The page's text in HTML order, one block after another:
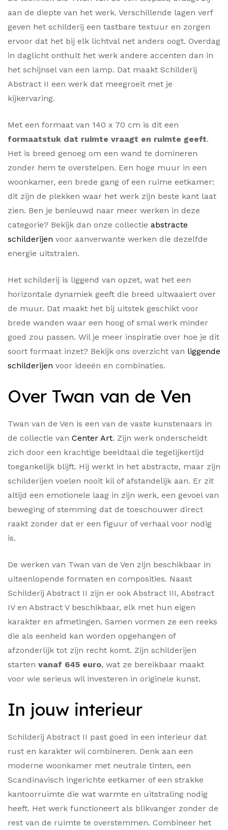
aan de diepte van het werk. Verschillende lagen verf
geven het schilderij een tastbare textuur en zorgen
ervoor dat het bij elk lichtval net anders oogt. Overdag
in daglicht onthult het werk andere accenten dan in
het schijnsel van een lamp. Dat maakt Schilderij
Abstract II een werk dat meegroeit met je
kijkervaring.
Met een formaat van 140 x 70 cm is dit een
formaatstuk dat ruimte vraagt en ruimte geeft.
Het is breed genoeg om een wand te domineren
zonder hem te overstelpen. Een hoge muur in een
woonkamer, een brede gang of een ruime eetkamer:
dit zijn de plekken waar het werk zijn beste kant laat
zien. Ben je benieuwd naar meer werken in deze
categorie? Bekijk dan onze collectie abstracte
schilderijen voor aanverwante werken die dezelfde
energie uitstralen.
Het schilderij is liggend van opzet, wat het een
horizontale dynamiek geeft die breed uitwaaiert over
de muur. Dat maakt het bij uitstek geschikt voor
brede wanden waar een hoog of smal werk minder
goed zou passen. Wil je meer inspiratie over hoe je dit
soort formaat inzet? Bekijk ons overzicht van liggende
schilderijen voor ideeën en combinaties.
Over Twan van de Ven
Twan van de Ven is een van de vaste kunstenaars in
de collectie van Center Art. Zijn werk onderscheidt
zich door een krachtige beeldtaal die tegelijkertijd
toegankelijk blijft. Hij werkt in het abstracte, maar zijn
schilderijen voelen nooit kil of afstandelijk aan. Er zit
altijd een emotionele laag in zijn werk, een gevoel van
beweging of stemming dat de toeschouwer direct
raakt zonder dat er een figuur of verhaal voor nodig
is.
De werken van Twan van de Ven zijn beschikbaar in
uiteenlopende formaten en composities. Naast
Schilderij Abstract II zijn er ook Abstract III, Abstract
IV en Abstract V beschikbaar, elk met hun eigen
karakter en afmetingen. Samen vormen ze een reeks
die als eenheid kan worden opgehangen of
afzonderlijk tot zijn recht komt. Zijn schilderijen
starten vanaf 645 euro, wat ze bereikbaar maakt
voor wie serieus wil investeren in originele kunst.
In jouw interieur
Schilderij Abstract II past goed in een interieur dat
rust en karakter wil combineren. Denk aan een
moderne woonkamer met neutrale tinten, een
Scandinavisch ingerichte eetkamer of een strakke
kantoorruimte die wat warmte en uitstraling nodig
heeft. Het werk functioneert als blikvanger zonder de
rest van de ruimte te overstemmen. Combineer het